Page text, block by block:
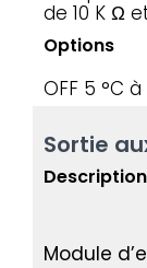
de 10 K Ω
Options
OFF 5 °C à
Sortie
Description
Module